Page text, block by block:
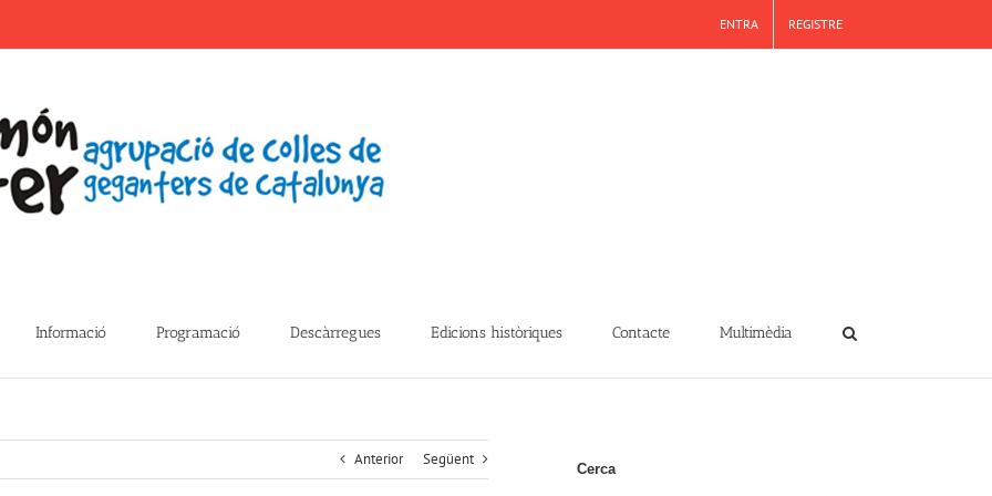
ENTRA REGISTRE
Informació Programació Descàrregues Edicions històriques Contacte Multimèdia
Anterior Següent
Cerca